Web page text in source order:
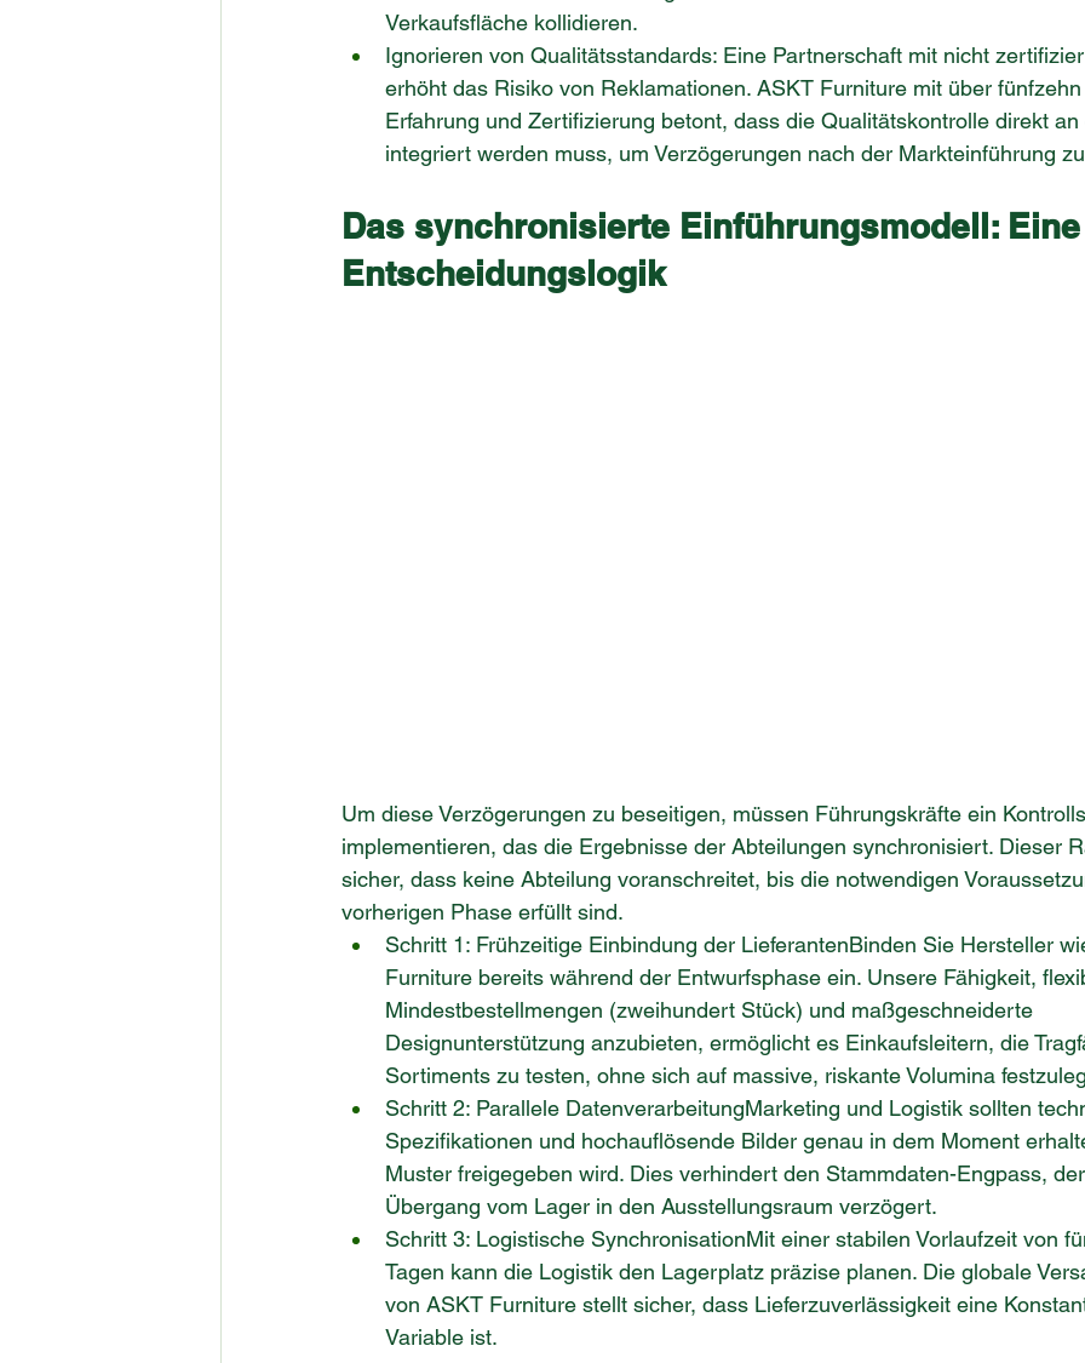
Verkaufsfläche kollidieren.
Ignorieren von Qualitätsstandards: Eine Partnerschaft mit nicht
erhöht das Risiko von Reklamationen. ASKT Furniture mit über
Erfahrung und Zertifizierung betont, dass die Qualitätskontrolle direkt
integriert werden muss, um Verzögerungen nach der Markteinführung
Das synchronisierte Einführungsmodell: Eine
Entscheidungslogik
Um diese Verzögerungen zu beseitigen, müssen Führungskräfte ein
implementieren, das die Ergebnisse der Abteilungen synchronisiert. Dieser
sicher, dass keine Abteilung voranschreitet, bis die notwendigen
vorherigen Phase erfüllt sind.
Schritt 1: Frühzeitige Einbindung der LieferantenBinden Sie Hersteller
Furniture bereits während der Entwurfsphase ein. Unsere Fähigkeit,
Mindestbestellmengen (zweihundert Stück) und maßgeschneiderte
Designunterstützung anzubieten, ermöglicht es Einkaufsleitern, die
Sortiments zu testen, ohne sich auf massive, riskante Volumina
Schritt 2: Parallele DatenverarbeitungMarketing und Logistik sollten
Spezifikationen und hochauflösende Bilder genau in dem Moment
Muster freigegeben wird. Dies verhindert den Stammdaten-Engpass,
Übergang vom Lager in den Ausstellungsraum verzögert.
Schritt 3: Logistische SynchronisationMit einer stabilen Vorlaufzeit von
Tagen kann die Logistik den Lagerplatz präzise planen. Die globale
von ASKT Furniture stellt sicher, dass Lieferzuverlässigkeit eine
Variable ist.